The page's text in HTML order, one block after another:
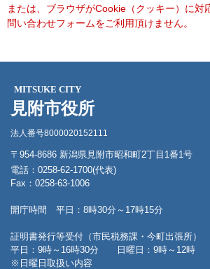
へまたは、ブラウザがCookie（クッキー）に対
問い合わせフォームをご利用頂けません。
MITSUKE CITY
見附市役所
法人番号8000020152111
〒954-8686 新潟県見附市昭和町2丁目1番1号
電話：0258-62-1700(代表)
Fax：0258-63-1006
開庁時間 平日：8時30分～17時15分
証明書発行等受付（市民税務課・今町出張所）
平日：9時～16時30分 日曜日：9時～12時
※日曜日取扱い内容